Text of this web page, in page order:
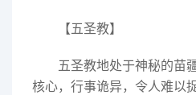
【五圣教】
五圣教地处于神秘的苗
核心，行事诡异，令人难以